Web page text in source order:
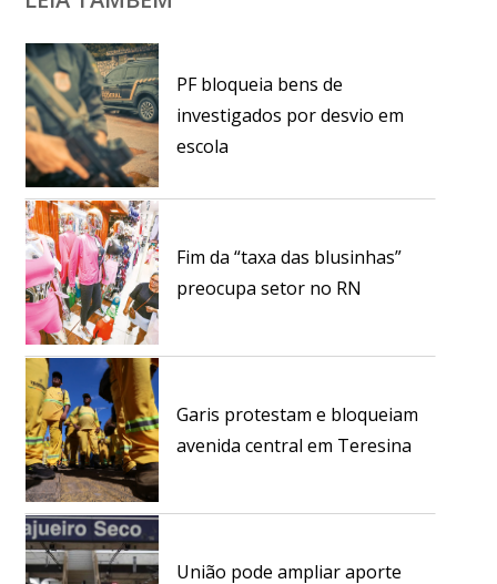
PF bloqueia bens de
investigados por desvio em
escola
Fim da “taxa das blusinhas”
preocupa setor no RN
Garis protestam e bloqueiam
avenida central em Teresina
União pode ampliar aporte